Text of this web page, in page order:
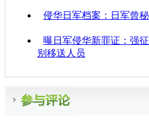
侵华日军档案：日军曾
曝日军侵华新罪证：强
别移送人员